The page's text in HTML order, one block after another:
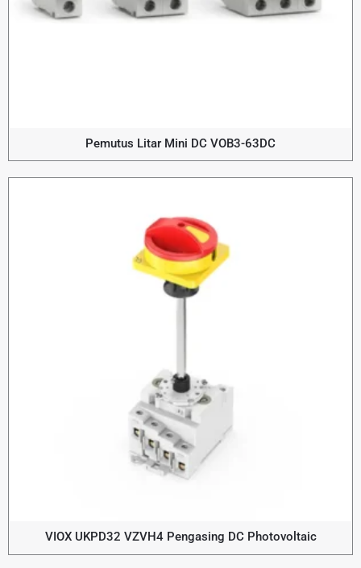
Pemutus Litar Mini DC VOB3-63DC
VIOX UKPD32 VZVH4 Pengasing DC Photovoltaic